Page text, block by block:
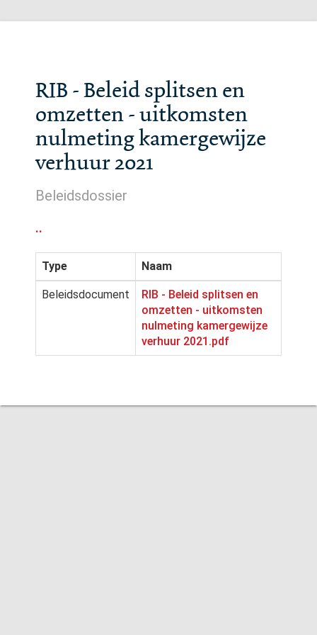
RIB - Beleid splitsen en
omzetten - uitkomsten
nulmeting kamergewijze
verhuur 2021
Beleidsdossier
..
Type Naam
Beleidsdocument
RIB - Beleid splitsen en
omzetten - uitkomsten
nulmeting kamergewijze
verhuur 2021.pdf